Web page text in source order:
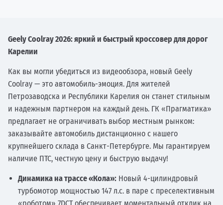
Geely Coolray 2026: яркий и быстрый кроссовер для дорог
Карелии
Как вы могли убедиться из видеообзора, новый Geely
Coolray — это автомобиль-эмоция. Для жителей
Петрозаводска и Республики Карелия он станет стильным
и надежным партнером на каждый день. ГК «Прагматика»
предлагает не ограничивать выбор местным рынком:
заказывайте автомобиль дистанционно с нашего
крупнейшего склада в Санкт-Петербурге. Мы гарантируем
наличие ПТС, честную цену и быструю выдачу!
Динамика на трассе «Кола»: Новый 4-цилиндровый
турбомотор мощностью 147 л.с. в паре с преселективным